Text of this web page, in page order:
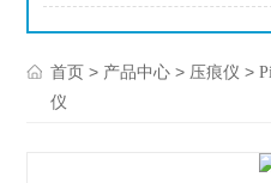
首页 > 产品中心 > 压痕仪 >
仪